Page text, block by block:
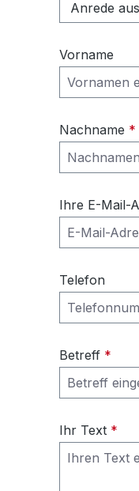
Vorname
Nachname *
Ihre E-Mail-
Telefon
Betreff *
Ihr Text *